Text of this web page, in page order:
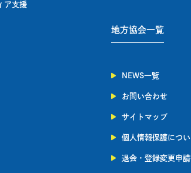
ア支援
地方協会一覧
NEWS一覧
お問い合わせ
サイトマップ
個人情報保護につい
退会・登録変更申